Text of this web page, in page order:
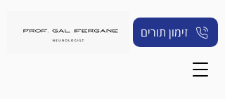
זימון תורים